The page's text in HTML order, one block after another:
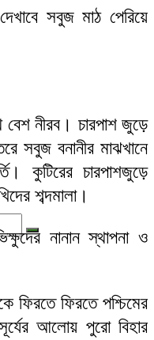
সবুজ মাঠ পেরিয়ে
নীরব। চারপাশ জুড়ে
সবুজ বনানীর মাঝখানে
কুটিরের চারপাশজুড়ে
শব্দমালা।
নানান স্থাপনা ও
ফিরতে ফিরতে পশ্চিমের
আলোয় পুরো বিহার